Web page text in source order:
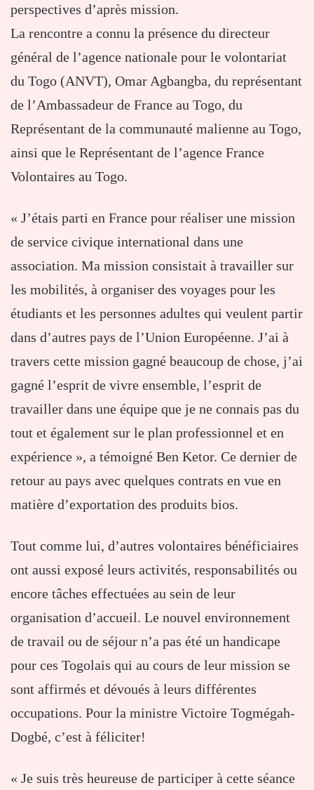
perspectives d’après mission.
La rencontre a connu la présence du directeur
général de l’agence nationale pour le volontariat
du Togo (ANVT), Omar Agbangba, du représentant
de l’Ambassadeur de France au Togo, du
Représentant de la communauté malienne au Togo,
ainsi que le Représentant de l’agence France
Volontaires au Togo.
« J’étais parti en France pour réaliser une mission
de service civique international dans une
association. Ma mission consistait à travailler sur
les mobilités, à organiser des voyages pour les
étudiants et les personnes adultes qui veulent partir
dans d’autres pays de l’Union Européenne. J’ai à
travers cette mission gagné beaucoup de chose, j’ai
gagné l’esprit de vivre ensemble, l’esprit de
travailler dans une équipe que je ne connais pas du
tout et également sur le plan professionnel et en
expérience », a témoigné Ben Ketor. Ce dernier de
retour au pays avec quelques contrats en vue en
matière d’exportation des produits bios.
Tout comme lui, d’autres volontaires bénéficiaires
ont aussi exposé leurs activités, responsabilités ou
encore tâches effectuées au sein de leur
organisation d’accueil. Le nouvel environnement
de travail ou de séjour n’a pas été un handicape
pour ces Togolais qui au cours de leur mission se
sont affirmés et dévoués à leurs différentes
occupations. Pour la ministre Victoire Togmégah-
Dogbé, c’est à féliciter!
« Je suis très heureuse de participer à cette séance